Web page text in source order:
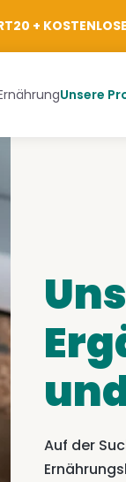
+
Unsere
Auf der